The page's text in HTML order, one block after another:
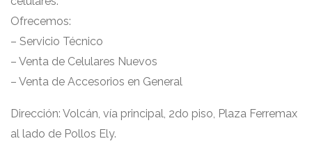
Ofrecemos:
– Servicio Técnico
– Venta de Celulares Nuevos
– Venta de Accesorios en General
Dirección: Volcán, vía principal, 2do piso, Plaza Ferremax
al lado de Pollos Ely.